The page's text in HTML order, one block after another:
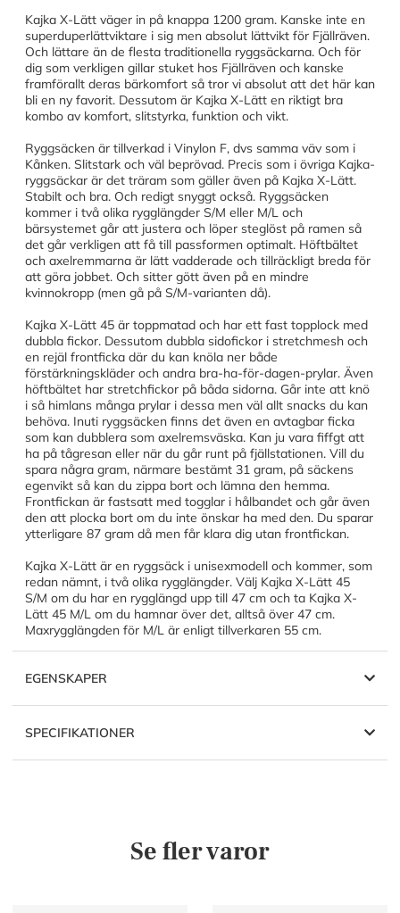
Kajka X-Lätt väger in på knappa 1200 gram. Kanske inte en
superduperlättviktare i sig men absolut lättvikt för Fjällräven.
Och lättare än de flesta traditionella ryggsäckarna. Och för
dig som verkligen gillar stuket hos Fjällräven och kanske
framförallt deras bärkomfort så tror vi absolut att det här kan
bli en ny favorit. Dessutom är Kajka X-Lätt en riktigt bra
kombo av komfort, slitstyrka, funktion och vikt.
Ryggsäcken är tillverkad i Vinylon F, dvs samma väv som i
Kånken. Slitstark och väl beprövad. Precis som i övriga Kajka-
ryggsäckar är det träram som gäller även på Kajka X-Lätt.
Stabilt och bra. Och redigt snyggt också. Ryggsäcken
kommer i två olika rygglängder S/M eller M/L och
bärsystemet går att justera och löper steglöst på ramen så
det går verkligen att få till passformen optimalt. Höftbältet
och axelremmarna är lätt vadderade och tillräckligt breda för
att göra jobbet. Och sitter gött även på en mindre
kvinnokropp (men gå på S/M-varianten då).
Kajka X-Lätt 45 är toppmatad och har ett fast topplock med
dubbla fickor. Dessutom dubbla sidofickor i stretchmesh och
en rejäl frontficka där du kan knöla ner både
förstärkningskläder och andra bra-ha-för-dagen-prylar. Även
höftbältet har stretchfickor på båda sidorna. Går inte att knö
i så himlans många prylar i dessa men väl allt snacks du kan
behöva. Inuti ryggsäcken finns det även en avtagbar ficka
som kan dubblera som axelremsväska. Kan ju vara fiffgt att
ha på tågresan eller när du går runt på fjällstationen. Vill du
spara några gram, närmare bestämt 31 gram, på säckens
egenvikt så kan du zippa bort och lämna den hemma.
Frontfickan är fastsatt med togglar i hålbandet och går även
den att plocka bort om du inte önskar ha med den. Du sparar
ytterligare 87 gram då men får klara dig utan frontfickan.
Kajka X-Lätt är en ryggsäck i unisexmodell och kommer, som
redan nämnt, i två olika rygglängder. Välj Kajka X-Lätt 45
S/M om du har en rygglängd upp till 47 cm och ta Kajka X-
Lätt 45 M/L om du hamnar över det, alltså över 47 cm.
Maxrygglängden för M/L är enligt tillverkaren 55 cm.
EGENSKAPER
SPECIFIKATIONER
Se fler varor